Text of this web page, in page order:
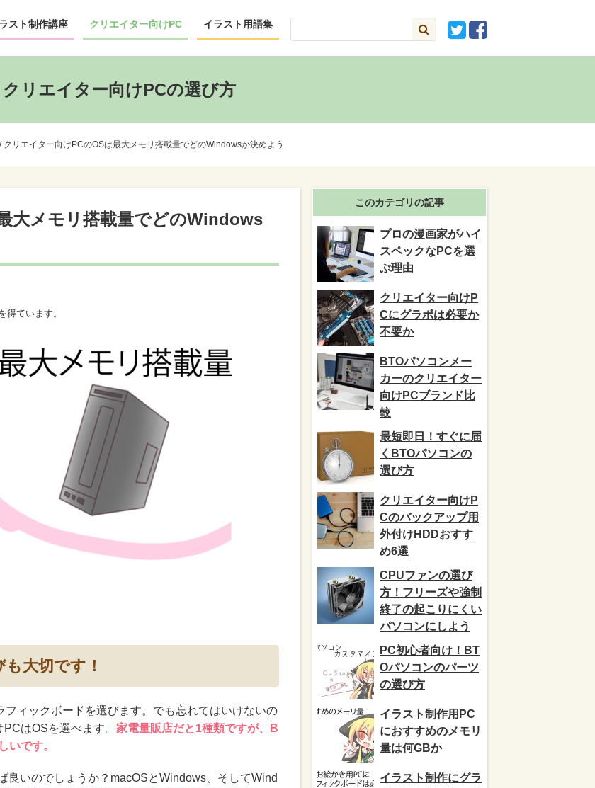
スト制作講座 クリエイター向けPC イラスト用語集
クリエイター向けPCの選び方
/ クリエイター向けPCのOSは最大メモリ搭載量でどのWindowsか決めよう
大メモリ搭載量でどのWindows
ています。
大切です！
ィックボードを選びます。でも忘れてはいけないの
はOSを選べます。 家電量販店だと1種類ですが、B
いです。
良いのでしょうか？macOSとWindows、そしてWind
このカテゴリの記事
プロの漫画家がハイ
スペックなPCを選
ぶ理由
クリエイター向けP
Cにグラボは必要か
不要か
BTOパソコンメー
カーのクリエイター
向けPCブランド比
較
最短即日！すぐに届
くBTOパソコンの
選び方
クリエイター向けP
Cのバックアップ用
外付けHDDおすす
め6選
CPUファンの選び
方！フリーズや強制
終了の起こりにくい
パソコンにしよう
PC初心者向け！BT
Oパソコンのパーツ
の選び方
イラスト制作用PC
におすすめのメモリ
量は何GBか
イラスト制作にグラ